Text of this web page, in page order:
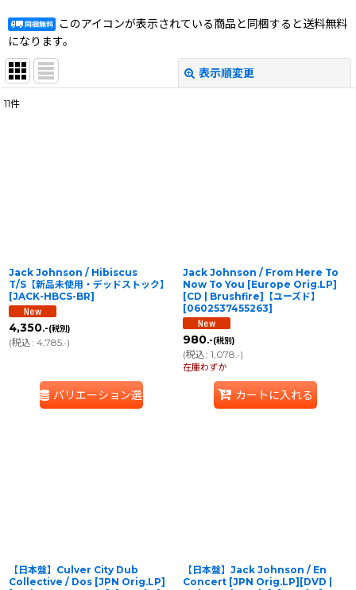
このアイコンが表示されている商品と同梱すると送料無料
になります。
表示順変更
11件
Jack Johnson / Hibiscus
T/S【新品未使用・デッドストック】
[JACK-HBCS-BR]
4,350.-(税別)
(税込: 4,785.-)
バリエーション選択
Jack Johnson / From Here To
Now To You [Europe Orig.LP]
[CD | Brushfire]【ユーズド】
[0602537455263]
980.-(税別)
(税込: 1,078.-)
在庫わずか
カートに入れる
【日本盤】Culver City Dub
Collective / Dos [JPN Orig.LP]
【日本盤】Jack Johnson / En
Concert [JPN Orig.LP][DVD |